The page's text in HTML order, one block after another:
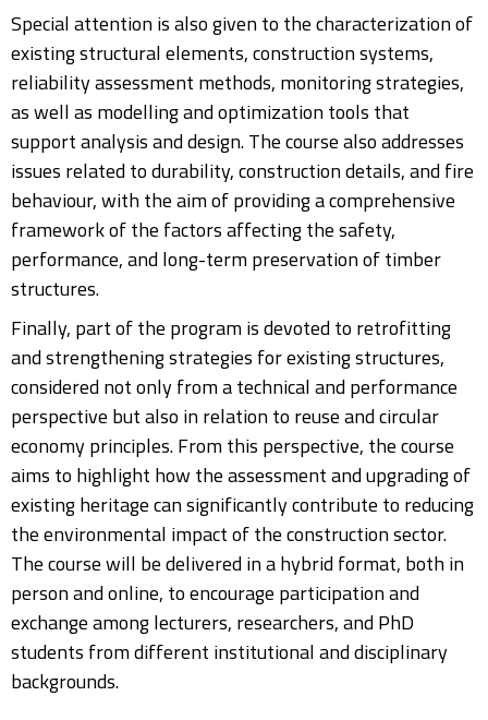
Special attention is also given to the characterization of
existing structural elements, construction systems,
reliability assessment methods, monitoring strategies,
as well as modelling and optimization tools that
support analysis and design. The course also addresses
issues related to durability, construction details, and fire
behaviour, with the aim of providing a comprehensive
framework of the factors affecting the safety,
performance, and long-term preservation of timber
structures.
Finally, part of the program is devoted to retrofitting
and strengthening strategies for existing structures,
considered not only from a technical and performance
perspective but also in relation to reuse and circular
economy principles. From this perspective, the course
aims to highlight how the assessment and upgrading of
existing heritage can significantly contribute to reducing
the environmental impact of the construction sector.
The course will be delivered in a hybrid format, both in
person and online, to encourage participation and
exchange among lecturers, researchers, and PhD
students from different institutional and disciplinary
backgrounds.